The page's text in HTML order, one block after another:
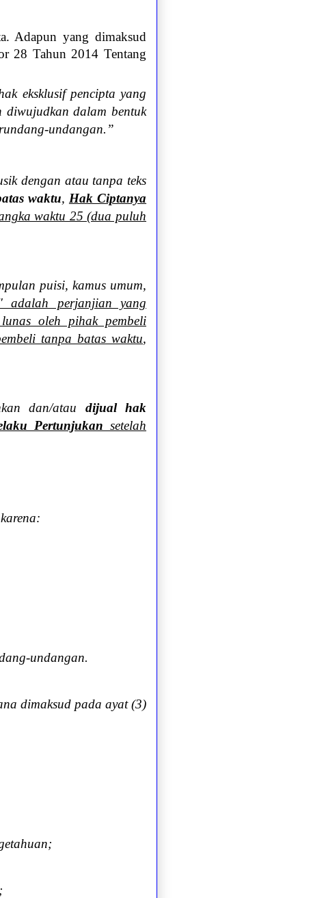
Adapun yang dimaksud
28 Tahun 2014 Tentang
eksklusif pencipta yang
diwujudkan dalam bentuk
undangan.”
dengan atau tanpa teks
waktu, Hak Ciptanya
waktu 25 (dua puluh
puisi, kamus umum,
adalah perjanjian yang
oleh pihak pembeli
tanpa batas waktu,
dan/atau dijual hak
Pertunjukan setelah
:
undangan.
dimaksud pada ayat (3)